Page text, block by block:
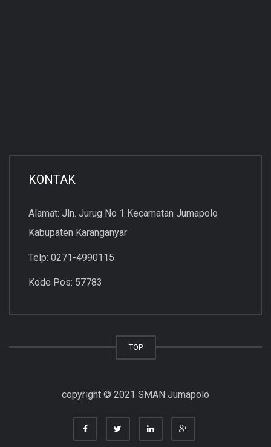
KONTAK
Alamat: Jln. Jurug No 1 Kecamatan Jumapolo
Kabupaten Karanganyar
Telp: 0271-4990115
Kode Pos: 57783
TOP
copyright © 2021 SMAN Jumapolo